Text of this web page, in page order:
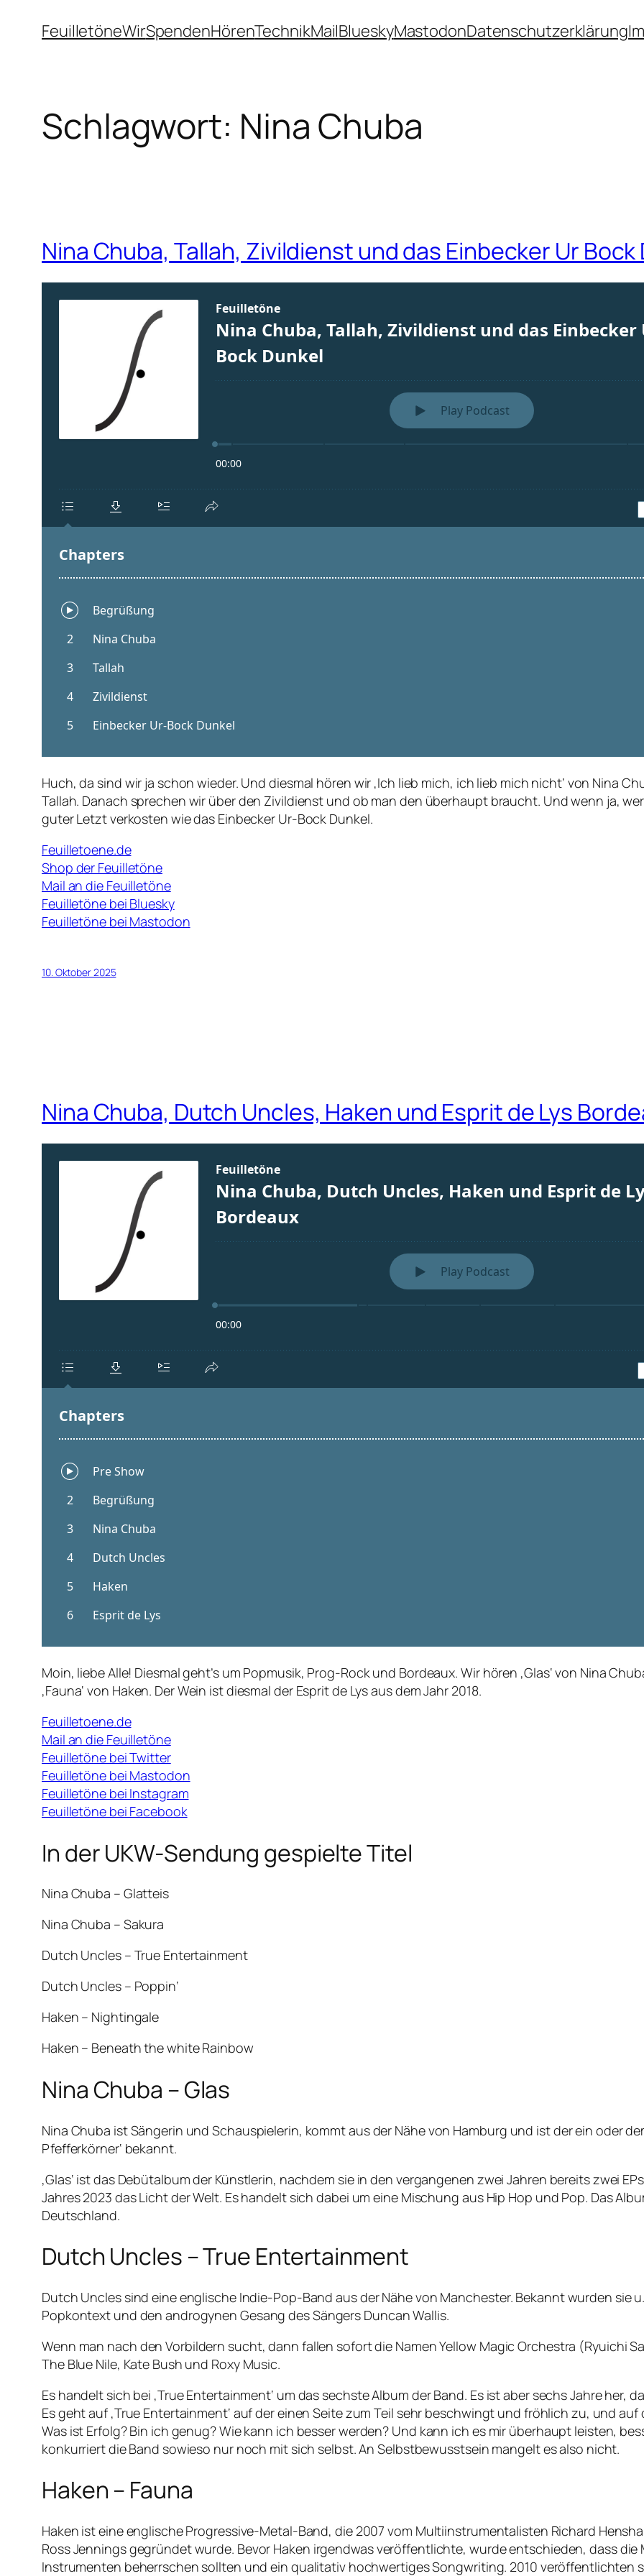
InhaltFeuilletöneWirSpendenHörenTechnikMailBlueskyMastodonDatenschutzerklärung
Schlagwort: Nina Chuba
Nina Chuba, Tallah, Zivildienst und das Einbecker Ur Bock
Huch, da sind wir ja schon wieder. Und diesmal hören wir ‚Ich lieb mich, ich lieb mich nicht‘ von Nina
Tallah. Danach sprechen wir über den Zivildienst und ob man den überhaupt braucht. Und wenn ja,
guter Letzt verkosten wie das Einbecker Ur-Bock Dunkel.
Feuilletoene.de
Shop der Feuilletöne
Mail an die Feuilletöne
Feuilletöne bei Bluesky
Feuilletöne bei Mastodon
10. Oktober 2025
Nina Chuba, Dutch Uncles, Haken und Esprit de Lys
Moin, liebe Alle! Diesmal geht’s um Popmusik, Prog-Rock und Bordeaux. Wir hören ‚Glas‘ von Nina
‚Fauna‘ von Haken. Der Wein ist diesmal der Esprit de Lys aus dem Jahr 2018.
Feuilletoene.de
Mail an die Feuilletöne
Feuilletöne bei Twitter
Feuilletöne bei Mastodon
Feuilletöne bei Instagram
Feuilletöne bei Facebook
In der UKW-Sendung gespielte Titel
Nina Chuba – Glatteis
Nina Chuba – Sakura
Dutch Uncles – True Entertainment
Dutch Uncles – Poppin‘
Haken – Nightingale
Haken – Beneath the white Rainbow
Nina Chuba – Glas
Nina Chuba ist Sängerin und Schauspielerin, kommt aus der Nähe von Hamburg und ist der ein oder
Pfefferkörner‘ bekannt.
‚Glas‘ ist das Debütalbum der Künstlerin, nachdem sie in den vergangenen zwei Jahren bereits zwei
Jahres 2023 das Licht der Welt. Es handelt sich dabei um eine Mischung aus Hip Hop und Pop. Das
Deutschland.
Dutch Uncles – True Entertainment
Dutch Uncles sind eine englische Indie-Pop-Band aus der Nähe von Manchester. Bekannt wurden sie
Popkontext und den androgynen Gesang des Sängers Duncan Wallis.
Wenn man nach den Vorbildern sucht, dann fallen sofort die Namen Yellow Magic Orchestra (Ryuichi
The Blue Nile, Kate Bush und Roxy Music.
Es handelt sich bei ‚True Entertainment‘ um das sechste Album der Band. Es ist aber sechs Jahre her,
Es geht auf ‚True Entertainment‘ auf der einen Seite zum Teil sehr beschwingt und fröhlich zu, und
Was ist Erfolg? Bin ich genug? Wie kann ich besser werden? Und kann ich es mir überhaupt leisten,
konkurriert die Band sowieso nur noch mit sich selbst. An Selbstbewusstsein mangelt es also nicht.
Haken – Fauna
Haken ist eine englische Progressive-Metal-Band, die 2007 vom Multiinstrumentalisten Richard
Ross Jennings gegründet wurde. Bevor Haken irgendwas veröffentlichte, wurde entschieden, dass
Instrumenten beherrschen sollten und ein qualitativ hochwertiges Songwriting. 2010 veröffentlichten